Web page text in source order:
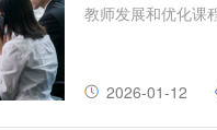
教师发展和优化课
2026-01-12